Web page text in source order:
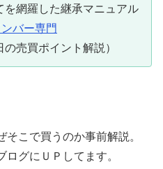
を網羅した継承マニュアル
ンバー専門
の売買ポイント解説）
そこで買うのか事前解説。
グにＵＰしてます。